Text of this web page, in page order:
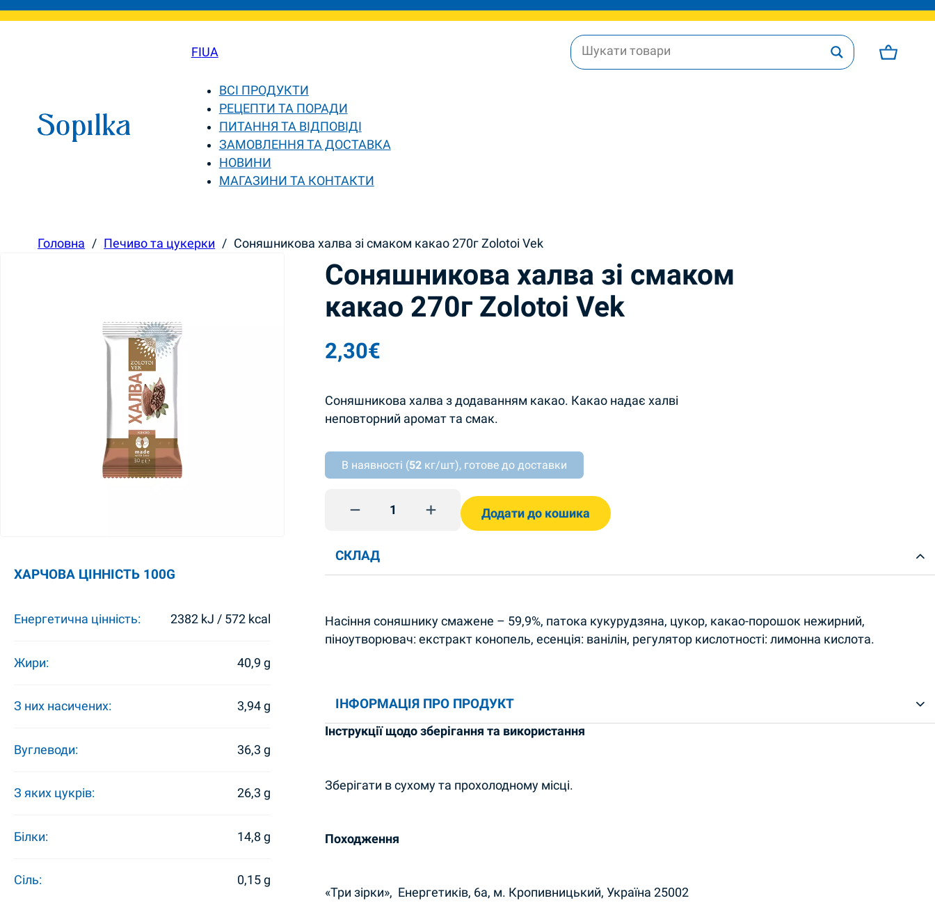
FIUA
ВСІ ПРОДУКТИ
РЕЦЕПТИ ТА ПОРАДИ
ПИТАННЯ ТА ВІДПОВІДІ
ЗАМОВЛЕННЯ ТА ДОСТАВКА
НОВИНИ
МАГАЗИНИ ТА КОНТАКТИ
Головна / Печиво та цукерки / Соняшникова халва зі смаком какао 270г Zolotoi Vek
Соняшникова халва зі смаком
какао 270г Zolotoi Vek
2,30€
Cоняшникова халва з додаванням какао. Какао надає халві
неповторний аромат та смак.
В наявності (52 кг/шт), готове до доставки
Соняшникова халва зі смаком какао 270г Zolotoi Vek quantity
Додати до кошика
ХАРЧОВА ЦІННІСТЬ 100G
Енергетична цінність: 2382 kJ / 572 kcal
Жири: 40,9 g
З них насичених: 3,94 g
Вуглеводи: 36,3 g
З яких цукрів: 26,3 g
Білки: 14,8 g
Сіль: 0,15 g
СКЛАД
Насіння соняшнику смажене – 59,9%, патока кукурудзяна, цукор, какао-порошок нежирний,
піноутворювач: екстракт конопель, есенція: ванілін, регулятор кислотності: лимонна кислота.
ІНФОРМАЦІЯ ПРО ПРОДУКТ
Інструкції щодо зберігання та використання
Зберігати в сухому та прохолодному місці.
Походження
«Три зірки», Енергетиків, 6а, м. Кропивницький, Україна 25002